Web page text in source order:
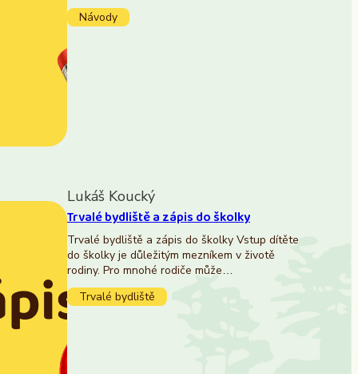
Návody
Lukáš Koucký
Trvalé bydliště a zápis do školky
Trvalé bydliště a zápis do školky Vstup dítěte
do školky je důležitým mezníkem v životě
rodiny. Pro mnohé rodiče může…
Trvalé bydliště